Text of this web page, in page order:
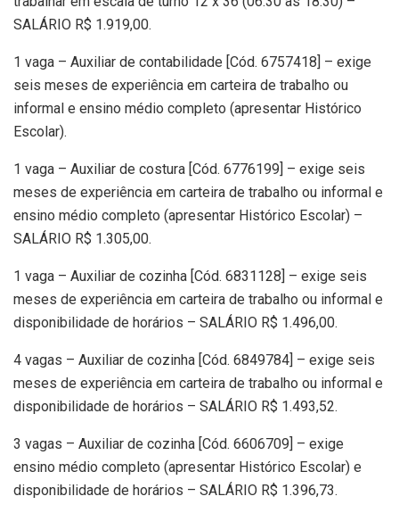
SALÁRIO R$ 1.919,00.
1 vaga – Auxiliar de contabilidade [Cód. 6757418] – exige
seis meses de experiência em carteira de trabalho ou
informal e ensino médio completo (apresentar Histórico
Escolar).
1 vaga – Auxiliar de costura [Cód. 6776199] – exige seis
meses de experiência em carteira de trabalho ou informal e
ensino médio completo (apresentar Histórico Escolar) –
SALÁRIO R$ 1.305,00.
1 vaga – Auxiliar de cozinha [Cód. 6831128] – exige seis
meses de experiência em carteira de trabalho ou informal e
disponibilidade de horários – SALÁRIO R$ 1.496,00.
4 vagas – Auxiliar de cozinha [Cód. 6849784] – exige seis
meses de experiência em carteira de trabalho ou informal e
disponibilidade de horários – SALÁRIO R$ 1.493,52.
3 vagas – Auxiliar de cozinha [Cód. 6606709] – exige
ensino médio completo (apresentar Histórico Escolar) e
disponibilidade de horários – SALÁRIO R$ 1.396,73.